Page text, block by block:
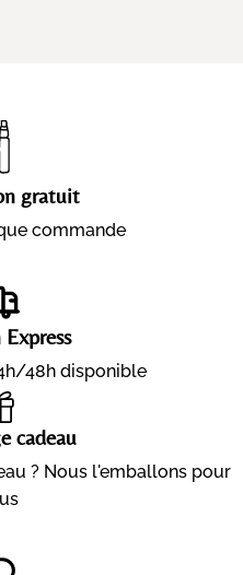
gratuit
commande
48h disponible
cadeau
? Nous l'emballons pour